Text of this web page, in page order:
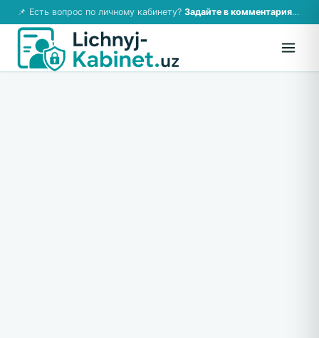
📌 Есть вопрос по личному кабинету? Задайте в комментариях — ответим!